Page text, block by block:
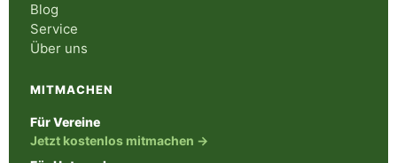
Blog
Service
Über uns
MITMACHEN
Für Vereine
Jetzt kostenlos mitmachen →